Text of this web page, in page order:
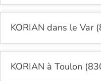
KORIAN dans le Var
KORIAN à Toulon